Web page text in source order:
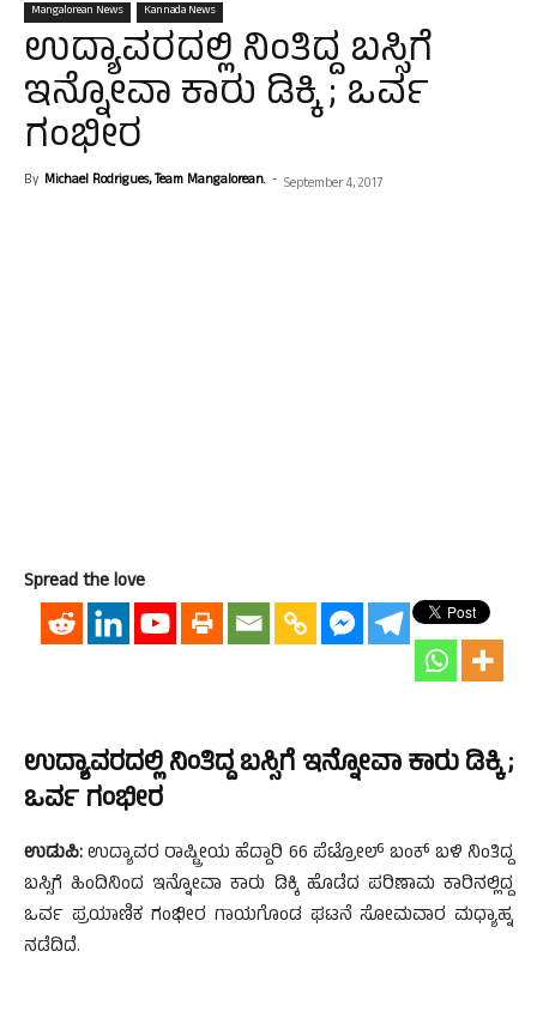
Mangalorean News Kannada News
ಉದ್ಯಾವರದಲ್ಲಿ ನಿಂತಿದ್ದ ಬಸ್ಸಿಗೆ
ಇನ್ನೋವಾ ಕಾರು ಡಿಕ್ಕಿ ; ಒರ್ವ
ಗಂಭೀರ
By Michael Rodrigues, Team Mangalorean. - September 4, 2017
Spread the love
ಉದ್ಯಾವರದಲ್ಲಿ ನಿಂತಿದ್ದ ಬಸ್ಸಿಗೆ ಇನ್ನೋವಾ ಕಾರು ಡಿಕ್ಕಿ ;
ಒರ್ವ ಗಂಭೀರ
ಉಡುಪಿ:ಉದ್ಯಾವರ ರಾಷ್ಟ್ರೀಯ ಹೆದ್ದಾರಿ 66 ಪೆಟ್ರೋಲ್ ಬಂಕ್ ಬಳಿ ನಿಂತಿದ್ದ
ಬಸ್ಸಿಗೆ ಹಿಂದಿನಿಂದ ಇನ್ನೋವಾ ಕಾರು ಡಿಕ್ಕಿ ಹೊಡೆದ ಪರಿಣಾಮ ಕಾರಿನಲ್ಲಿದ್ದ
ಒರ್ವ ಪ್ರಯಾಣಿಕ ಗಂಭೀರ ಗಾಯಗೊಂಡ ಘಟನೆ ಸೋಮವಾರ ಮಧ್ಯಾಹ್ನ
ನಡೆದಿದೆ.